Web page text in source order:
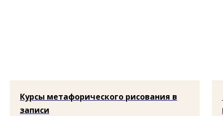
Курсы метафорического рисования в
записи